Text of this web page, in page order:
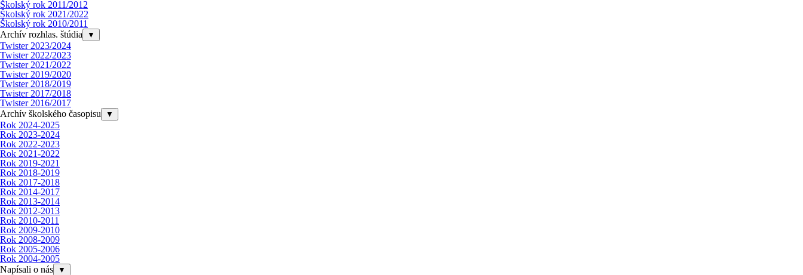
Školský rok 2011/2012
Školský rok 2021/2022
Školský rok 2010/2011
Archív rozhlas. štúdia
▼
Twister 2023/2024
Twister 2022/2023
Twister 2021/2022
Twister 2019/2020
Twister 2018/2019
Twister 2017/2018
Twister 2016/2017
Archív školského časopisu
▼
Rok 2024-2025
Rok 2023-2024
Rok 2022-2023
Rok 2021-2022
Rok 2019-2021
Rok 2018-2019
Rok 2017-2018
Rok 2014-2017
Rok 2013-2014
Rok 2012-2013
Rok 2010-2011
Rok 2009-2010
Rok 2008-2009
Rok 2005-2006
Rok 2004-2005
Napísali o nás
▼